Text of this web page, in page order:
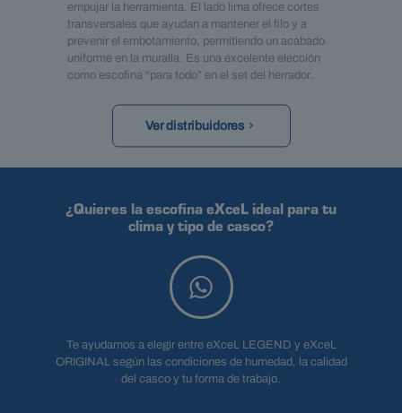
empujar la herramienta. El lado lima ofrece cortes
transversales que ayudan a mantener el filo y a
prevenir el embotamiento, permitiendo un acabado
uniforme en la muralla. Es una excelente elección
como escofina “para todo” en el set del herrador.
Ver distribuidores
¿Quieres la escofina eXceL ideal para tu
clima y tipo de casco?
Te ayudamos a elegir entre eXceL LEGEND y eXceL
ORIGINAL según las condiciones de humedad, la calidad
del casco y tu forma de trabajo.